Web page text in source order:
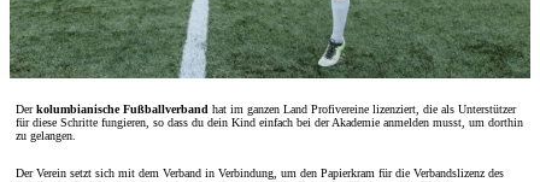
Derkolumbianische Fußballverband hat im ganzen Land Profivereine lizenziert, die als Unterstützer
für diese Schritte fungieren, so dass du dein Kind einfach bei der Akademie anmelden musst, um dorthin
zu gelangen.
Der Verein setzt sich mit dem Verband in Verbindung, um den Papierkram für die Verbandslizenz des